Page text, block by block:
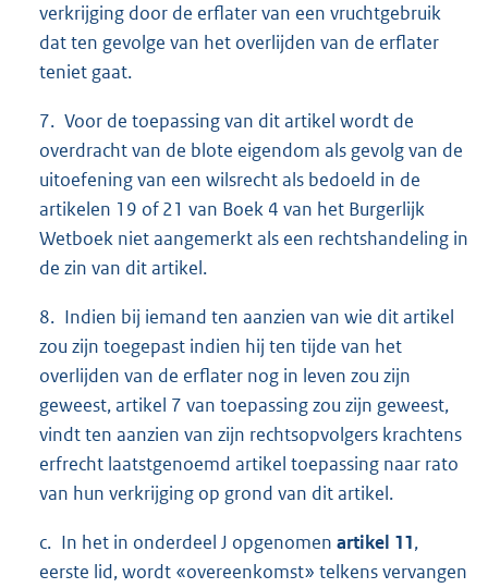
verkrijging door de erflater van een vruchtgebruik
dat ten gevolge van het overlijden van de erflater
teniet gaat.
7. Voor de toepassing van dit artikel wordt de
overdracht van de blote eigendom als gevolg van de
uitoefening van een wilsrecht als bedoeld in de
artikelen 19 of 21 van Boek 4 van het Burgerlijk
Wetboek niet aangemerkt als een rechtshandeling in
de zin van dit artikel.
8. Indien bij iemand ten aanzien van wie dit artikel
zou zijn toegepast indien hij ten tijde van het
overlijden van de erflater nog in leven zou zijn
geweest, artikel 7 van toepassing zou zijn geweest,
vindt ten aanzien van zijn rechtsopvolgers krachtens
erfrecht laatstgenoemd artikel toepassing naar rato
van hun verkrijging op grond van dit artikel.
c. In het in onderdeel J opgenomen artikel 11,
eerste lid, wordt «overeenkomst» telkens vervangen